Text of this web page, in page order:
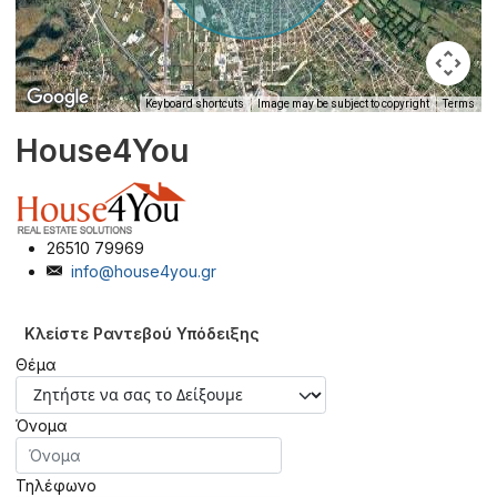
Keyboard shortcuts Image may be subject to copyright Terms
House4You
26510 79969
info@house4you.gr
Κλείστε Ραντεβού Υπόδειξης
Θέμα
Όνομα
Τηλέφωνο